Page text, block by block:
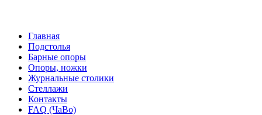
Главная
Подстолья
Барные опоры
Опоры, ножки
Журнальные столики
Стеллажи
Контакты
FAQ (ЧаВо)